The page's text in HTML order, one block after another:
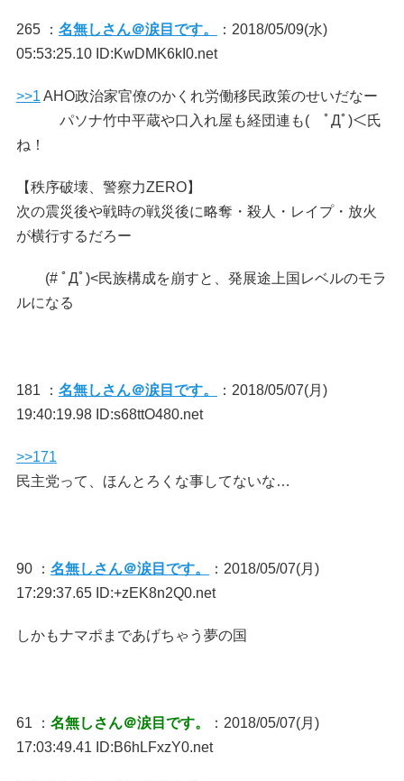
265 ： 名無しさん＠涙目です。
：2018/05/09(水)
05:53:25.10 ID:KwDMK6kI0.net
>>1 AHO政治家官僚のかくれ労働移民政策のせいだなー
パソナ竹中平蔵や口入れ屋も経団連も( ﾟДﾟ)＜氏
ね！
【秩序破壊、警察力ZERO】
次の震災後や戦時の戦災後に略奪・殺人・レイプ・放火
が横行するだろー
(# ﾟДﾟ)<民族構成を崩すと、発展途上国レベルのモラ
ルになる
181 ： 名無しさん＠涙目です。
：2018/05/07(月)
19:40:19.98 ID:s68ttO480.net
>>171
民主党って、ほんとろくな事してないな…
90 ： 名無しさん＠涙目です。
：2018/05/07(月)
17:29:37.65 ID:+zEK8n2Q0.net
しかもナマポまであげちゃう夢の国
61 ： 名無しさん＠涙目です。
：2018/05/07(月)
17:03:49.41 ID:B6hLFxzY0.net